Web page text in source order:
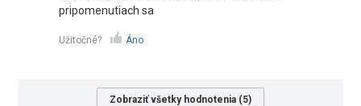
pripomenutiach sa
Užitočné? Áno
Zobraziť všetky hodnotenia (5)